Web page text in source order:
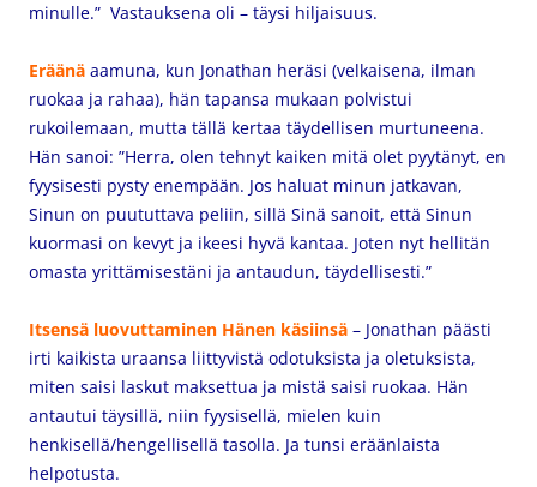
minulle.” Vastauksena oli – täysi hiljaisuus.
Eräänä aamuna, kun Jonathan heräsi (velkaisena, ilman
ruokaa ja rahaa), hän tapansa mukaan polvistui
rukoilemaan, mutta tällä kertaa täydellisen murtuneena.
Hän sanoi: ”Herra, olen tehnyt kaiken mitä olet pyytänyt, en
fyysisesti pysty enempään. Jos haluat minun jatkavan,
Sinun on puututtava peliin, sillä Sinä sanoit, että Sinun
kuormasi on kevyt ja ikeesi hyvä kantaa. Joten nyt hellitän
omasta yrittämisestäni ja antaudun, täydellisesti.”
Itsensä luovuttaminen Hänen käsiinsä – Jonathan päästi
irti kaikista uraansa liittyvistä odotuksista ja oletuksista,
miten saisi laskut maksettua ja mistä saisi ruokaa. Hän
antautui täysillä, niin fyysisellä, mielen kuin
henkisellä/hengellisellä tasolla. Ja tunsi eräänlaista
helpotusta.